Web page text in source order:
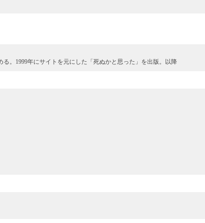
。1999年にサイトを元にした「死ぬかと思った」を出版。以降